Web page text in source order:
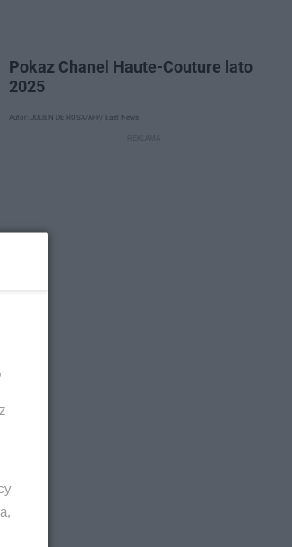
Pokaz Chanel Haute-Couture lato
2025
Autor: JULIEN DE ROSA/AFP/ East News